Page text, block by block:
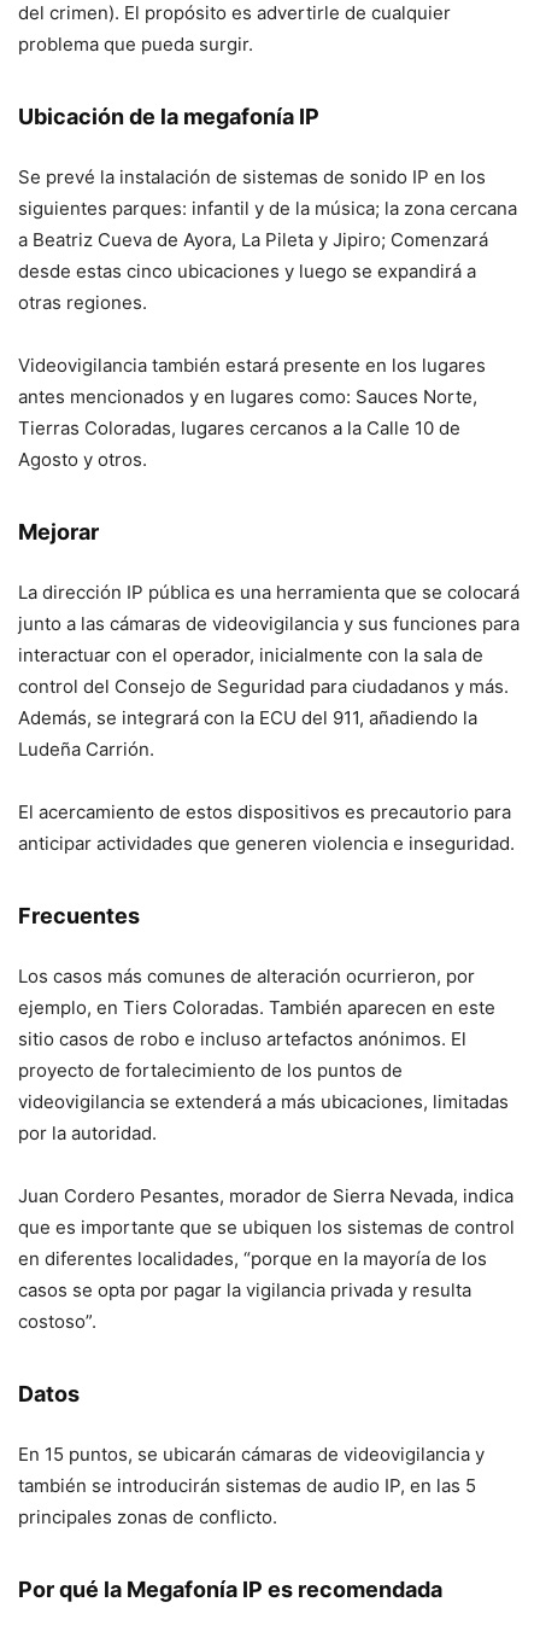
del crimen). El propósito es advertirle de cualquier
problema que pueda surgir.
Ubicación de la megafonía IP
Se prevé la instalación de sistemas de sonido IP en los
siguientes parques: infantil y de la música; la zona cercana
a Beatriz Cueva de Ayora, La Pileta y Jipiro; Comenzará
desde estas cinco ubicaciones y luego se expandirá a
otras regiones.
Videovigilancia también estará presente en los lugares
antes mencionados y en lugares como: Sauces Norte,
Tierras Coloradas, lugares cercanos a la Calle 10 de
Agosto y otros.
Mejorar
La dirección IP pública es una herramienta que se colocará
junto a las cámaras de videovigilancia y sus funciones para
interactuar con el operador, inicialmente con la sala de
control del Consejo de Seguridad para ciudadanos y más.
Además, se integrará con la ECU del 911, añadiendo la
Ludeña Carrión.
El acercamiento de estos dispositivos es precautorio para
anticipar actividades que generen violencia e inseguridad.
Frecuentes
Los casos más comunes de alteración ocurrieron, por
ejemplo, en Tiers Coloradas. También aparecen en este
sitio casos de robo e incluso artefactos anónimos. El
proyecto de fortalecimiento de los puntos de
videovigilancia se extenderá a más ubicaciones, limitadas
por la autoridad.
Juan Cordero Pesantes, morador de Sierra Nevada, indica
que es importante que se ubiquen los sistemas de control
en diferentes localidades, “porque en la mayoría de los
casos se opta por pagar la vigilancia privada y resulta
costoso”.
Datos
En 15 puntos, se ubicarán cámaras de videovigilancia y
también se introducirán sistemas de audio IP, en las 5
principales zonas de conflicto.
Por qué la Megafonía IP es recomendada